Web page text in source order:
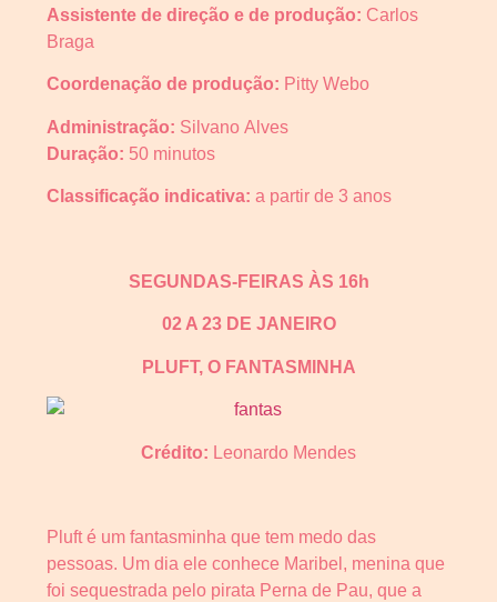
Assistente de direção e de produção: Carlos
Braga
Coordenação de produção: Pitty Webo
Administração: Silvano Alves
Duração: 50 minutos
Classificação indicativa: a partir de 3 anos
SEGUNDAS-FEIRAS ÀS 16h
02 A 23 DE JANEIRO
PLUFT, O FANTASMINHA
Crédito: Leonardo Mendes
Pluft é um fantasminha que tem medo das
pessoas. Um dia ele conhece Maribel, menina que
foi sequestrada pelo pirata Perna de Pau, que a